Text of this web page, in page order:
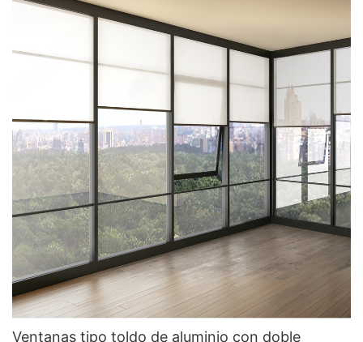
Ventanas tipo toldo de aluminio con doble